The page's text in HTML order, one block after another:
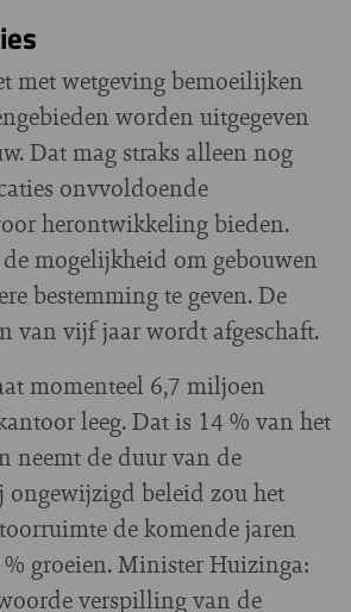
met wetgeving bemoeilijken
worden uitgegeven
Dat mag straks alleen nog
onvvoldoende
herontwikkeling bieden.
mogelijkheid om gebouwen
bestemming te geven. De
van vijf jaar wordt afgeschaft.
momenteel 6,7 miljoen
leeg. Dat is 14 % van het
neemt de duur van de
ongewijzigd beleid zou het
de komende jaren
groeien. Minister Huizinga:
verspilling van de